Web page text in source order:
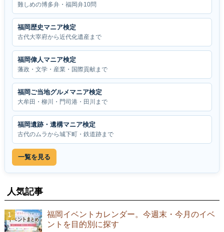
難しめの博多弁・福岡弁10問
福岡歴史マニア検定
古代大宰府から近代化遺産まで
福岡偉人マニア検定
藩政・文学・産業・国際貢献まで
福岡ご当地グルメマニア検定
大牟田・柳川・門司港・田川まで
福岡遺跡・遺構マニア検定
古代のムラから城下町・鉄道跡まで
一覧を見る
人気記事
福岡イベントカレンダー。今週末・今月のイベ
ントを目的別に探す